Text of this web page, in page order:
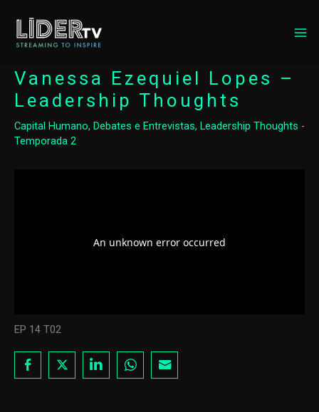
Vanessa Ezequiel Lopes –
Leadership Thoughts
Capital Humano, Debates e Entrevistas, Leadership Thoughts -
Temporada 2
EP 14 T02